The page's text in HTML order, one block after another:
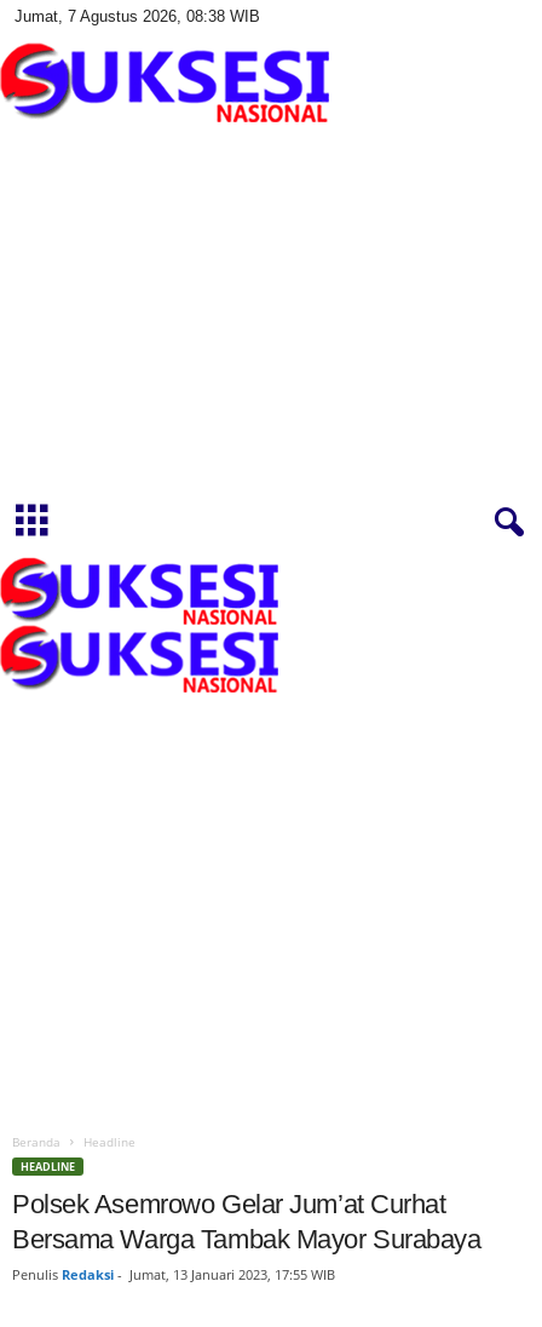
Jumat, 7 Agustus 2026, 08:38 WIB
Beranda Headline
HEADLINE
Polsek Asemrowo Gelar Jum’at Curhat
Bersama Warga Tambak Mayor Surabaya
Penulis Redaksi - Jumat, 13 Januari 2023, 17:55 WIB